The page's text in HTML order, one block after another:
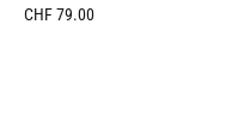
CHF79.00